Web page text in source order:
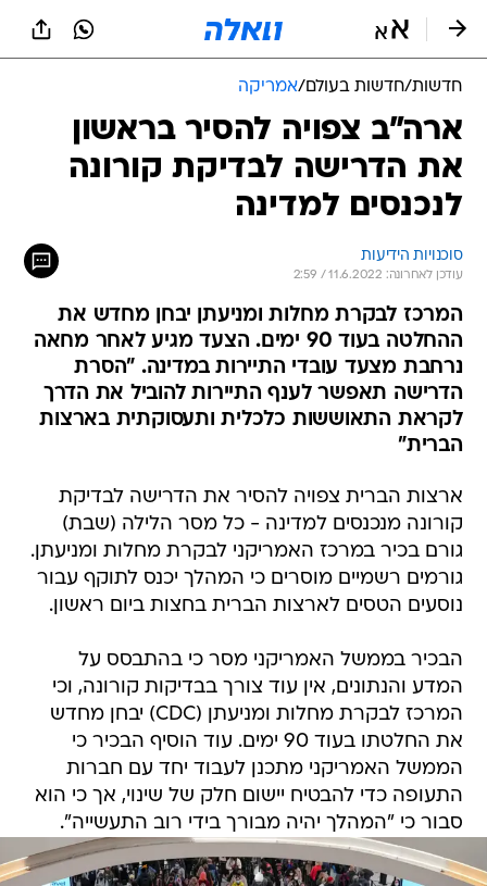
חדשות/חדשות בעולם/אמריקה
ארה"ב צפויה להסיר בראשון
את הדרישה לבדיקת קורונה
לנכנסים למדינה
סוכנויות הידיעות
עודכן לאחרונה: 11.6.2022 / 2:59
המרכז לבקרת מחלות ומניעתן יבחן מחדש את
ההחלטה בעוד 90 ימים. הצעד מגיע לאחר מחאה
נרחבת מצעד עובדי התיירות במדינה. "הסרת
הדרישה תאפשר לענף התיירות להוביל את הדרך
לקראת התאוששות כלכלית ותעסוקתית בארצות
הברית"
ארצות הברית צפויה להסיר את הדרישה לבדיקת
קורונה מנכנסים למדינה - כל מסר הלילה (שבת)
גורם בכיר במרכז האמריקני לבקרת מחלות ומניעתן.
גורמים רשמיים מוסרים כי המהלך יכנס לתוקף עבור
נוסעים הטסים לארצות הברית בחצות ביום ראשון.
הבכיר בממשל האמריקני מסר כי בהתבסס על
המדע והנתונים, אין עוד צורך בבדיקות קורונה, וכי
המרכז לבקרת מחלות ומניעתן (CDC) יבחן מחדש
את החלטתו בעוד 90 ימים. עוד הוסיף הבכיר כי
הממשל האמריקני מתכנן לעבוד יחד עם חברות
התעופה כדי להבטיח יישום חלק של שינוי, אך כי הוא
סבור כי "המהלך יהיה מבורך בידי רוב התעשייה".